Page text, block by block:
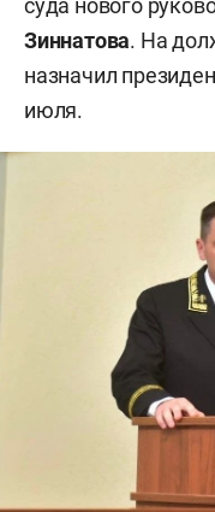
суда нового
Зиннатова. На
назначил
июля.